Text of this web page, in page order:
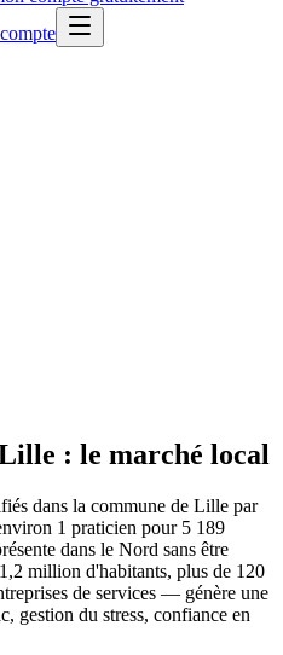
: le marché local
dans la commune de Lille par
1 praticien pour 5 189
dans le Nord sans être
million d'habitants, plus de 120
de services — génère une
gestion du stress, confiance en